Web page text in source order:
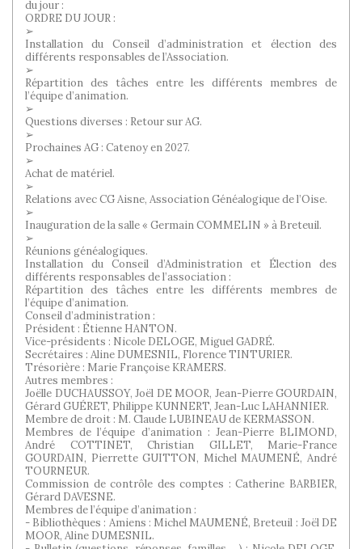
du jour :
ORDRE DU JOUR :
➢
Installation du Conseil d’administration et élection des
différents responsables de l’Association.
➢
Répartition des tâches entre les différents membres de
l’équipe d’animation.
➢
Questions diverses : Retour sur AG.
➢
Prochaines AG : Catenoy en 2027.
➢
Achat de matériel.
➢
Relations avec CG Aisne, Association Généalogique de l’Oise.
➢
Inauguration de la salle « Germain COMMELIN » à Breteuil.
➢
Réunions généalogiques.
Installation du Conseil d’Administration et Élection des
différents responsables de l’association :
Répartition des tâches entre les différents membres de
l’équipe d’animation.
Conseil d’administration :
Président : Étienne HANTON.
Vice-présidents : Nicole DELOGE, Miguel GADRÉ.
Secrétaires : Aline DUMESNIL, Florence TINTURIER.
Trésorière : Marie Françoise KRAMERS.
Autres membres :
Joëlle DUCHAUSSOY, Joël DE MOOR, Jean-Pierre GOURDAIN,
Gérard GUÉRET, Philippe KUNNERT, Jean-Luc LAHANNIER.
Membre de droit : M. Claude LUBINEAU de KERMASSON.
Membres de l’équipe d’animation : Jean-Pierre BLIMOND,
André COTTINET, Christian GILLET, Marie-France
GOURDAIN, Pierrette GUITTON, Michel MAUMENÉ, André
TOURNEUR.
Commission de contrôle des comptes : Catherine BARBIER,
Gérard DAVESNE.
Membres de l’équipe d’animation :
- Bibliothèques : Amiens : Michel MAUMENÉ, Breteuil : Joël DE
MOOR, Aline DUMESNIL.